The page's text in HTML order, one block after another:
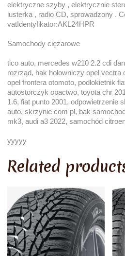
elektryczne szyby , elektrycznie
lusterka , radio CD, sprowadzony .
vatIdentyfikator:AKL24HPR
Samochody ciężarowe
tico auto, mercedes w210 2.2 cdi
rozrząd, hak holowniczy opel vectra
opel frontera otomoto, podłokietnik
autostorczyk opactwo, toyota chr
1.6, fiat punto 2001, odpowietrzenie
auto, skrzynie com pl, bak
mk3, audi a3 2022, samochód
yyyyy
Related